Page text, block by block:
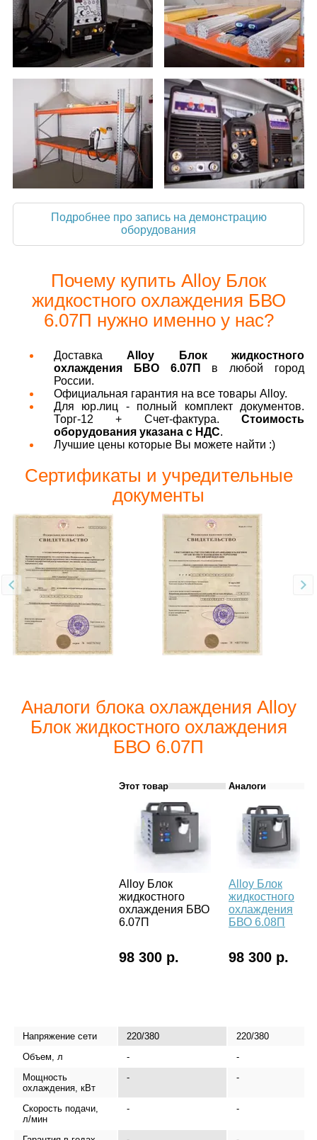
Подробнее про запись на демонстрацию
оборудования
Почему купить Alloy Блок
жидкостного охлаждения БВО
6.07П нужно именно у нас?
ДоставкаAlloy Блок жидкостного
охлаждения БВО 6.07П
в любой город
России.
Официальная гарантия на все товары Alloy.
Для юр.лиц - полный комплект документов.
Торг-12 + Счет-фактура. Стоимость
оборудования указана с НДС.
Лучшие цены которые Вы можете найти :)
Сертификаты и учредительные
документы
Аналоги блока охлаждения Alloy
Блок жидкостного охлаждения
БВО 6.07П
Этот товар Аналоги
Alloy Блок
жидкостного
охлаждения БВО
6.07П
Alloy Блок
жидкостного
охлаждения
БВО 6.08П
98 300 р. 98 300 р.
Напряжение сети 220/380
220/380
Объем, л
-
-
Мощность
охлаждения, кВт
- -
Скорость подачи,
л/мин
- -